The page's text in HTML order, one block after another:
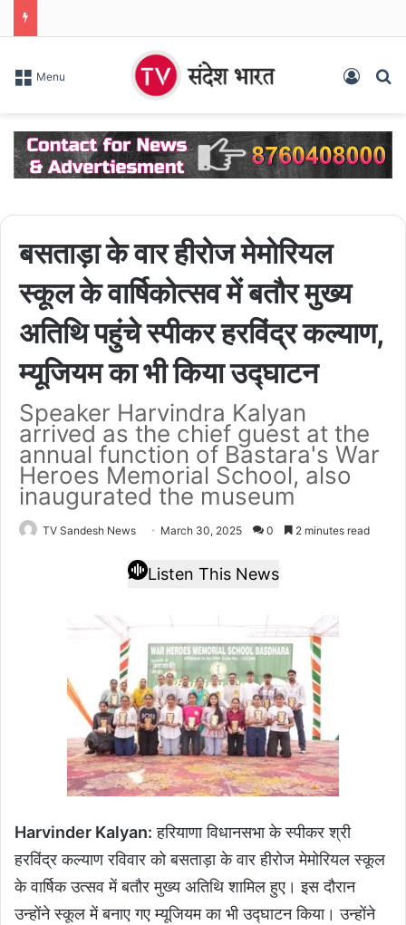
Menu Log In
बसताड़ा के वार हीरोज मेमोरियल
स्कूल के वार्षिकोत्सव में बतौर मुख्य
अतिथि पहुंचे स्पीकर हरविंद्र कल्याण,
म्यूजियम का भी किया उद्घाटन
Speaker Harvindra Kalyan
arrived as the chief guest at the
annual function of Bastara's War
Heroes Memorial School, also
inaugurated the museum
TV Sandesh News March 30, 2025 0 2 minutes read
Listen This News
Harvinder Kalyan: हरियाणा विधानसभा के स्पीकर श्री
हरविंद्र कल्याण रविवार को बसताड़ा के वार हीरोज मेमोरियल स्कूल
के वार्षिक उत्सव में बतौर मुख्य अतिथि शामिल हुए। इस दौरान
उन्होंने स्कूल में बनाए गए म्यूजियम का भी उद्घाटन किया। उन्होंने